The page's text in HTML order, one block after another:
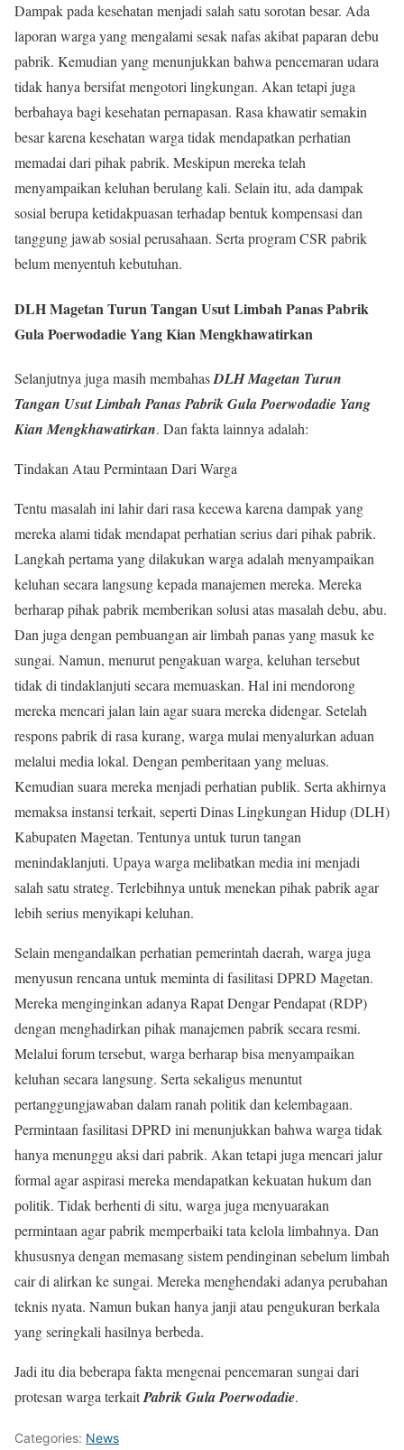
Dampak pada kesehatan menjadi salah satu sorotan besar. Ada
laporan warga yang mengalami sesak nafas akibat paparan debu
pabrik. Kemudian yang menunjukkan bahwa pencemaran udara
tidak hanya bersifat mengotori lingkungan. Akan tetapi juga
berbahaya bagi kesehatan pernapasan. Rasa khawatir semakin
besar karena kesehatan warga tidak mendapatkan perhatian
memadai dari pihak pabrik. Meskipun mereka telah
menyampaikan keluhan berulang kali. Selain itu, ada dampak
sosial berupa ketidakpuasan terhadap bentuk kompensasi dan
tanggung jawab sosial perusahaan. Serta program CSR pabrik
belum menyentuh kebutuhan.
DLH Magetan Turun Tangan Usut Limbah Panas Pabrik
Gula Poerwodadie Yang Kian Mengkhawatirkan
Selanjutnya juga masih membahasDLH Magetan Turun
Tangan Usut Limbah Panas Pabrik Gula Poerwodadie Yang
Kian Mengkhawatirkan. Dan fakta lainnya adalah:
Tindakan Atau Permintaan Dari Warga
Tentu masalah ini lahir dari rasa kecewa karena dampak yang
mereka alami tidak mendapat perhatian serius dari pihak pabrik.
Langkah pertama yang dilakukan warga adalah menyampaikan
keluhan secara langsung kepada manajemen mereka. Mereka
berharap pihak pabrik memberikan solusi atas masalah debu, abu.
Dan juga dengan pembuangan air limbah panas yang masuk ke
sungai. Namun, menurut pengakuan warga, keluhan tersebut
tidak di tindaklanjuti secara memuaskan. Hal ini mendorong
mereka mencari jalan lain agar suara mereka didengar. Setelah
respons pabrik di rasa kurang, warga mulai menyalurkan aduan
melalui media lokal. Dengan pemberitaan yang meluas.
Kemudian suara mereka menjadi perhatian publik. Serta akhirnya
memaksa instansi terkait, seperti Dinas Lingkungan Hidup (DLH)
Kabupaten Magetan. Tentunya untuk turun tangan
menindaklanjuti. Upaya warga melibatkan media ini menjadi
salah satu strateg. Terlebihnya untuk menekan pihak pabrik agar
lebih serius menyikapi keluhan.
Selain mengandalkan perhatian pemerintah daerah, warga juga
menyusun rencana untuk meminta di fasilitasi DPRD Magetan.
Mereka menginginkan adanya Rapat Dengar Pendapat (RDP)
dengan menghadirkan pihak manajemen pabrik secara resmi.
Melalui forum tersebut, warga berharap bisa menyampaikan
keluhan secara langsung. Serta sekaligus menuntut
pertanggungjawaban dalam ranah politik dan kelembagaan.
Permintaan fasilitasi DPRD ini menunjukkan bahwa warga tidak
hanya menunggu aksi dari pabrik. Akan tetapi juga mencari jalur
formal agar aspirasi mereka mendapatkan kekuatan hukum dan
politik. Tidak berhenti di situ, warga juga menyuarakan
permintaan agar pabrik memperbaiki tata kelola limbahnya. Dan
khususnya dengan memasang sistem pendinginan sebelum limbah
cair di alirkan ke sungai. Mereka menghendaki adanya perubahan
teknis nyata. Namun bukan hanya janji atau pengukuran berkala
yang seringkali hasilnya berbeda.
Jadi itu dia beberapa fakta mengenai pencemaran sungai dari
protesan warga terkaitPabrik Gula Poerwodadie.
Categories: News